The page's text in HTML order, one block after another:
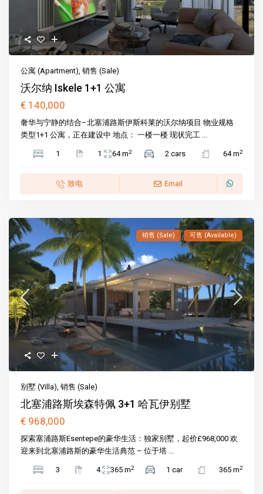
公寓 (Apartment),销售 (Sale)
沃尔纳 Iskele 1+1 公寓
€ 140,000
奢华与宁静的结合–北塞浦路斯伊斯科莱的沃尔纳项目 物业规格
类型1+1 公寓，正在建设中 地点： 一楼一楼 现状完工 ...
1 1 64 m2 2 cars 64 m2
致电 Email
销售 (Sale) 可售 (Available)
别墅 (Villa),销售 (Sale)
北塞浦路斯埃森特佩 3+1 哈瓦伊别墅
€ 968,000
探索塞浦路斯Esentepe的豪华生活：独家别墅，起价£968,000 欢
迎来到北塞浦路斯的豪华生活典范 – 位于塔 ...
3 4 365 m2 1 car 365 m2